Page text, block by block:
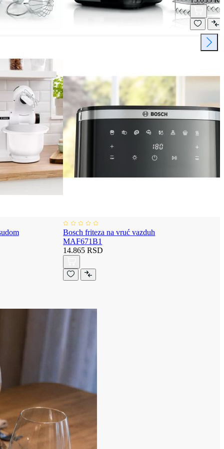
Bosch friteza na vruć vazduh
MAF671B1
14.865 RSD